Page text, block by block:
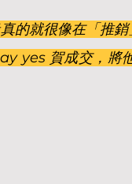
的就很像在「推
yes 賀成交，將